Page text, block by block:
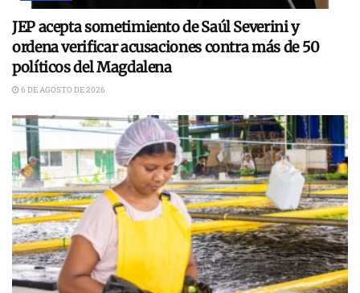
JEP acepta sometimiento de Saúl Severini y
ordena verificar acusaciones contra más de 50
políticos del Magdalena
6 DE AGOSTO DE 2026